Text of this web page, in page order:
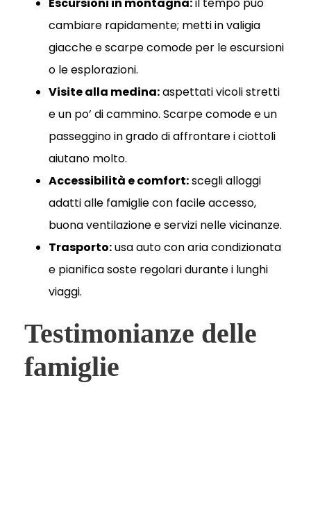
cambiare rapidamente; metti in valigia
giacche e scarpe comode per le escursioni
o le esplorazioni.
Visite alla medina:aspettati vicoli stretti
e un po’ di cammino. Scarpe comode e un
passeggino in grado di affrontare i ciottoli
aiutano molto.
Accessibilità e comfort:scegli alloggi
adatti alle famiglie con facile accesso,
buona ventilazione e servizi nelle vicinanze.
Trasporto:usa auto con aria condizionata
e pianifica soste regolari durante i lunghi
viaggi.
Testimonianze delle
famiglie